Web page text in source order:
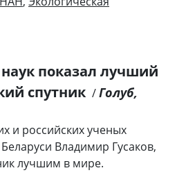
показал лучший
спутник /Голуб,
и российских ученых
Владимир Гусаков,
лучшим в мире.